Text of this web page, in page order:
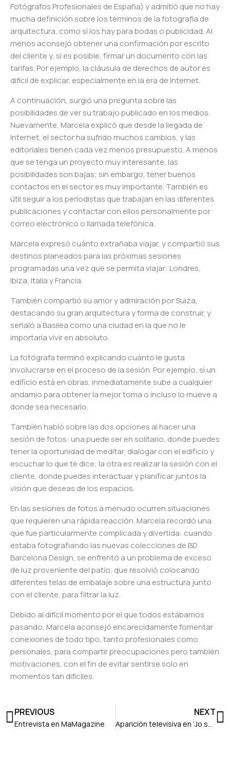
Fotógrafos Profesionales de España) y admitió que no hay
mucha definición sobre los términos de la fotografía de
arquitectura, como sí los hay para bodas o publicidad. Al
menos aconsejó obtener una confirmación por escrito
del cliente y, si es posible, firmar un documento con las
tarifas. Por ejemplo, la cláusula de derechos de autor es
difícil de explicar, especialmente en la era de Internet.
A continuación, surgió una pregunta sobre las
posibilidades de ver su trabajo publicado en los medios.
Nuevamente, Marcela explicó que desde la llegada de
Internet, el sector ha sufrido muchos cambios, y las
editoriales tienen cada vez menos presupuesto. A menos
que se tenga un proyecto muy interesante, las
posibilidades son bajas; sin embargo, tener buenos
contactos en el sector es muy importante. También es
útil seguir a los periodistas que trabajan en las diferentes
publicaciones y contactar con ellos personalmente por
correo electrónico o llamada telefónica.
Marcela expresó cuánto extrañaba viajar, y compartió sus
destinos planeados para las próximas sesiones
programadas una vez que se permita viajar: Londres,
Ibiza, Italia y Francia.
También compartió su amor y admiración por Suiza,
destacando su gran arquitectura y forma de construir, y
señaló a Basilea como una ciudad en la que no le
importaría vivir en absoluto.
La fotógrafa terminó explicando cuánto le gusta
involucrarse en el proceso de la sesión. Por ejemplo, si un
edificio está en obras, inmediatamente sube a cualquier
andamio para obtener la mejor toma o incluso lo mueve a
donde sea necesario.
También habló sobre las dos opciones al hacer una
sesión de fotos: una puede ser en solitario, donde puedes
tener la oportunidad de meditar, dialogar con el edificio y
escuchar lo que te dice; la otra es realizar la sesión con el
cliente, donde puedes interactuar y planificar juntos la
visión que deseas de los espacios.
En las sesiones de fotos a menudo ocurren situaciones
que requieren una rápida reacción. Marcela recordó una
que fue particularmente complicada y divertida: cuando
estaba fotografiando las nuevas colecciones de BD
Barcelona Design, se enfrentó a un problema de exceso
de luz proveniente del patio, que resolvió colocando
diferentes telas de embalaje sobre una estructura junto
con el cliente, para filtrar la luz.
Debido al difícil momento por el que todos estábamos
pasando, Marcela aconsejó encarecidamente fomentar
conexiones de todo tipo, tanto profesionales como
personales, para compartir preocupaciones pero también
motivaciones, con el fin de evitar sentirse solo en
momentos tan difíciles.
Ant
PREVIOUS
Entrevista en MaMagazine
NEXT
Aparición televisiva en ‘Jo soc Erasmus’